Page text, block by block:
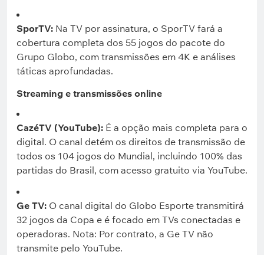
SporTV: Na TV por assinatura, o SporTV fará a
cobertura completa dos 55 jogos do pacote do
Grupo Globo, com transmissões em 4K e análises
táticas aprofundadas.
Streaming e transmissões online
CazéTV (YouTube): É a opção mais completa para o
digital. O canal detém os direitos de transmissão de
todos os 104 jogos do Mundial, incluindo 100% das
partidas do Brasil, com acesso gratuito via YouTube.
Ge TV: O canal digital do Globo Esporte transmitirá
32 jogos da Copa e é focado em TVs conectadas e
operadoras. Nota: Por contrato, a Ge TV não
transmite pelo YouTube.